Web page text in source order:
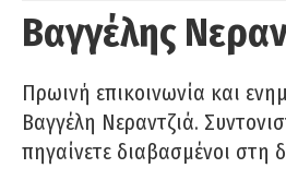
Βαγγέλης
Πρωινή επικοινωνία και
Βαγγέλη Νεραντζιά.
πηγαίνετε διαβασμένοι στη